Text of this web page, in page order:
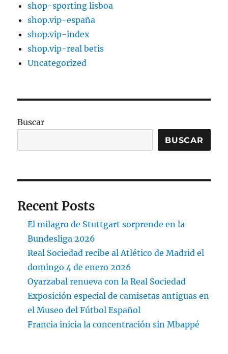
shop-sporting lisboa
shop.vip-españa
shop.vip-index
shop.vip-real betis
Uncategorized
Buscar
BUSCAR
Recent Posts
El milagro de Stuttgart sorprende en la
Bundesliga 2026
Real Sociedad recibe al Atlético de Madrid el
domingo 4 de enero 2026
Oyarzabal renueva con la Real Sociedad
Exposición especial de camisetas antiguas en
el Museo del Fútbol Español
Francia inicia la concentración sin Mbappé